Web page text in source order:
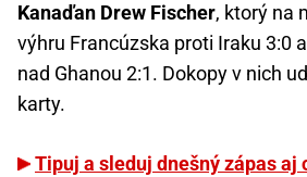
Kanaďan Drew Fischer, ktorý na
výhru Francúzska proti Iraku 3:0
nad Ghanou 2:1. Dokopy v nich
karty.
Tipuj a sleduj dnešný zápas aj